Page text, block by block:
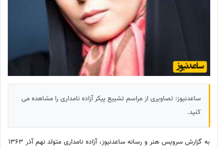
ساعدنیوز: تصاویری از مراسم تشییع پیکر آزاده نامداری را مشاهده می
کنید.
به گزارش سرویس هنر و رسانه ساعدنیوز، آزاده نامداری متولد نهم آذر 1363